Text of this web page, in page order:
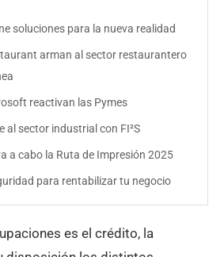
soluciones para la nueva realidad
arman al sector restaurantero
reactivan las Pymes
al sector industrial con FI²S
a cabo la Ruta de Impresión 2025
para rentabilizar tu negocio
es el crédito, la